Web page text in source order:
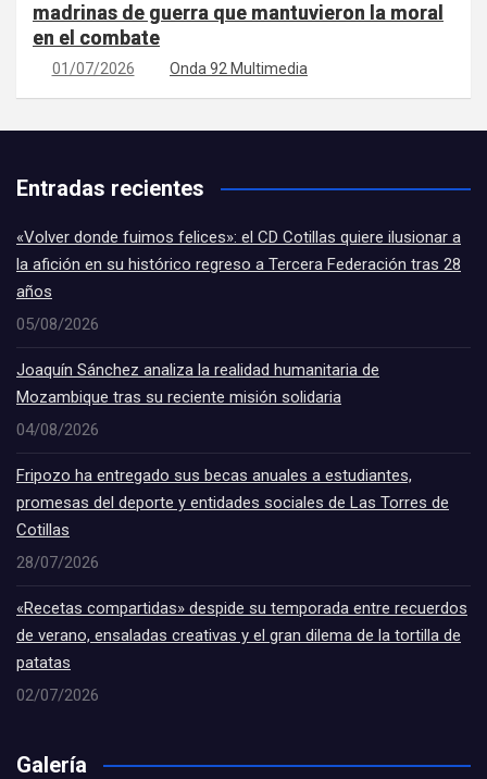
madrinas de guerra que mantuvieron la moral
en el combate
01/07/2026 Onda 92 Multimedia
Entradas recientes
«Volver donde fuimos felices»: el CD Cotillas quiere ilusionar a
la afición en su histórico regreso a Tercera Federación tras 28
años
05/08/2026
Joaquín Sánchez analiza la realidad humanitaria de
Mozambique tras su reciente misión solidaria
04/08/2026
Fripozo ha entregado sus becas anuales a estudiantes,
promesas del deporte y entidades sociales de Las Torres de
Cotillas
28/07/2026
«Recetas compartidas» despide su temporada entre recuerdos
de verano, ensaladas creativas y el gran dilema de la tortilla de
patatas
02/07/2026
Galería